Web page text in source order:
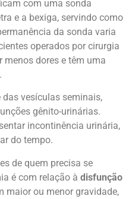
com uma sonda
e a bexiga, servindo como
da sonda varia
operados por cirurgia
menos dores e têm uma
vesículas seminais,
gênito-urinárias.
incontinência urinária,
do tempo.
de quem precisa se
é com relação à disfunção
maior ou menor gravidade,